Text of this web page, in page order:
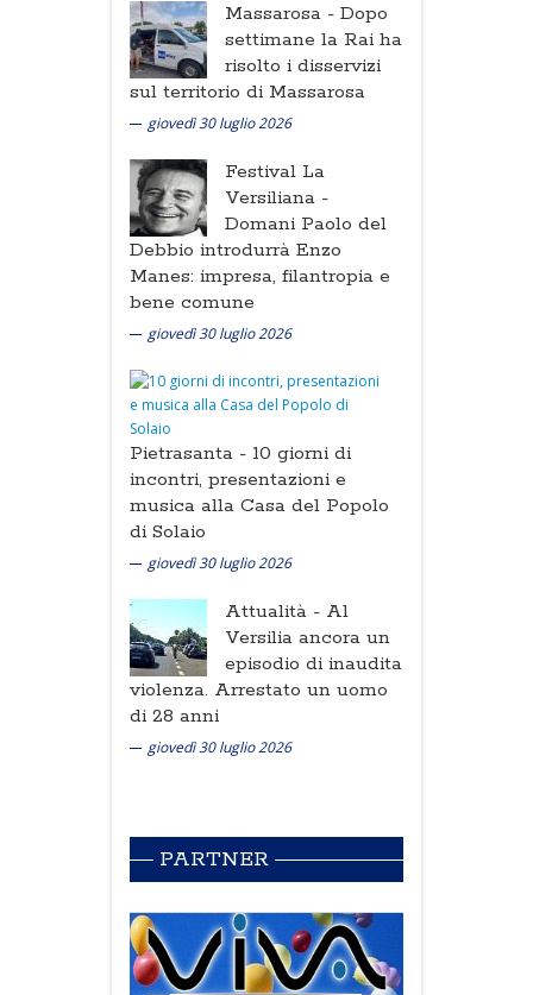
Massarosa - Dopo
settimane la Rai ha
risolto i disservizi
sul territorio di Massarosa
giovedì 30 luglio 2026
Festival La
Versiliana -
Domani Paolo del
Debbio introdurrà Enzo
Manes: impresa, filantropia e
bene comune
giovedì 30 luglio 2026
Pietrasanta - 10 giorni di
incontri, presentazioni e
musica alla Casa del Popolo
di Solaio
giovedì 30 luglio 2026
Attualità - Al
Versilia ancora un
episodio di inaudita
violenza. Arrestato un uomo
di 28 anni
giovedì 30 luglio 2026
PARTNER